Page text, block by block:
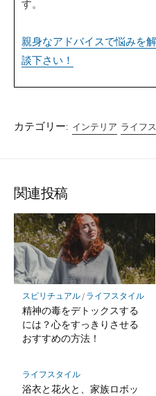
す。
親身なアドバイスで悩みを
談下さい！
カテゴリー: インテリア ライフ
関連投稿
スピリチュアル/ ライフスタイル
精神の毒をデトックスする
には？心をすっきりさせる
おすすめの方法！
ライフスタイル
浴衣と花火と、家族ロボッ